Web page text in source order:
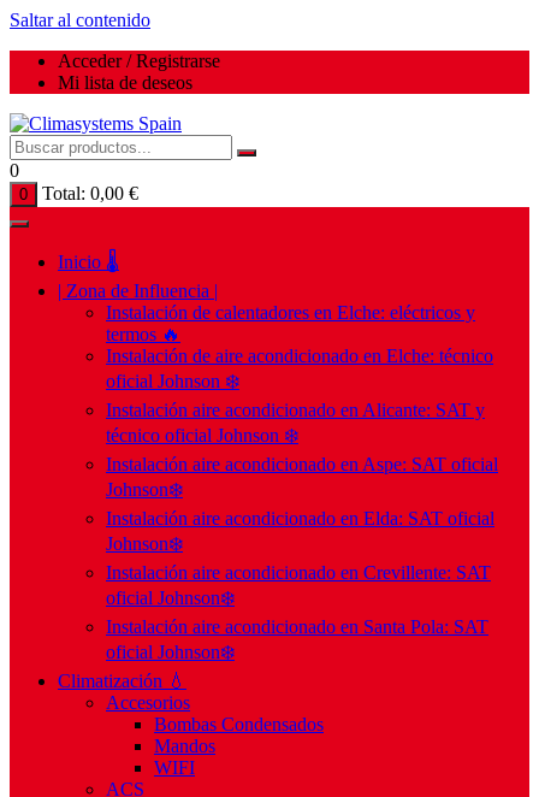
Saltar al contenido
Acceder / Registrarse
Mi lista de deseos
0
0 Total: 0,00 €
Inicio 🌡️
| Zona de Influencia |
Instalación de calentadores en Elche: eléctricos y
termos 🔥
Instalación de aire acondicionado en Elche: técnico
oficial Johnson ❄️
Instalación aire acondicionado en Alicante: SAT y
técnico oficial Johnson ❄️
Instalación aire acondicionado en Aspe: SAT oficial
Johnson❄️
Instalación aire acondicionado en Elda: SAT oficial
Johnson❄️
Instalación aire acondicionado en Crevillente: SAT
oficial Johnson❄️
Instalación aire acondicionado en Santa Pola: SAT
oficial Johnson❄️
Climatización 💧
Accesorios
Bombas Condensados
Mandos
WIFI
ACS